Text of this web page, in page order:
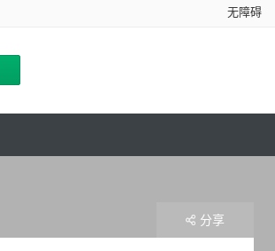
无障碍
分享